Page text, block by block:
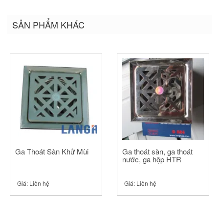
(Opens
in
Facebook
(Opens
in
(Opens
in
SẢN PHẨM KHÁC
Ga Thoát Sàn Khử Mùi
Giá: Liên hệ
Ga thoát sàn, ga thoát
nước, ga hộp HTR
Giá: Liên hệ